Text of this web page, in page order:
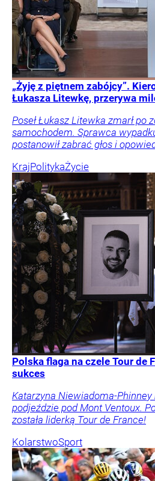
„Żyję z piętnem zabójcy”.
Łukasza Litewkę, przerywa
Poseł Łukasz Litewka zmarł po
samochodem. Sprawca
postanowił zabrać głos i
KrajPolitykaŻycie
Polska flaga na czele Tour de
sukces
Katarzyna Niewiadoma-Phinney
podjeździe pod Mont Ventoux.
została liderką Tour de France!
KolarstwoSport